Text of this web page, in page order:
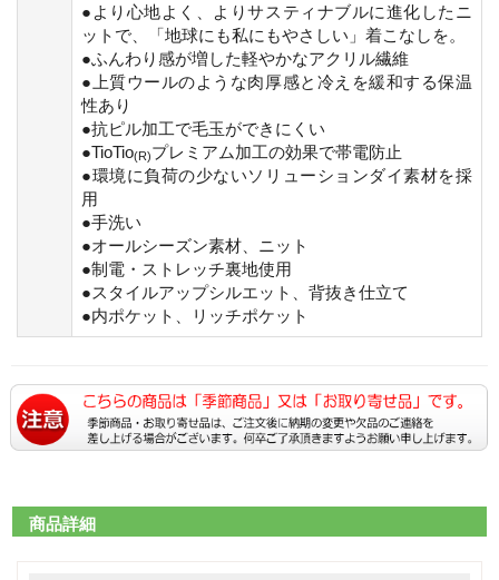
●より心地よく、よりサスティナブルに進化したニ
ットで、「地球にも私にもやさしい」着こなしを。
●ふんわり感が増した軽やかなアクリル繊維
●上質ウールのような肉厚感と冷えを緩和する保温
性あり
●抗ピル加工で毛玉ができにくい
●TioTio(R)プレミアム加工の効果で帯電防止
●環境に負荷の少ないソリューションダイ素材を採
用
●手洗い
●オールシーズン素材、ニット
●制電・ストレッチ裏地使用
●スタイルアップシルエット、背抜き仕立て
●内ポケット、リッチポケット
商品詳細